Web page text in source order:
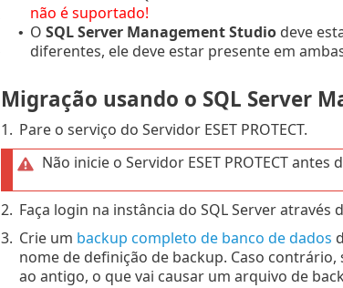
não é suportado!
• O SQL Server Management Studiodeve
diferentes, ele deve estar presente em
Migração usando o SQL Server
1. Pare o serviço do Servidor ESET PROTECT.
Não inicie o Servidor ESET PROTECT
2. Faça login na instância do SQL Server através
3. Crie um backup completo de banco de dados
nome de definição de backup. Caso
ao antigo, o que vai causar um arquivo de